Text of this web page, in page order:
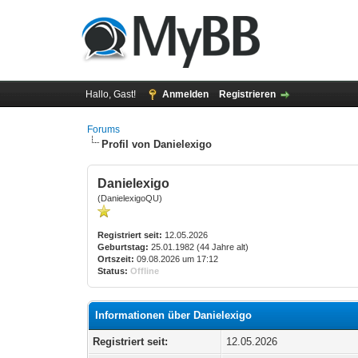
Hallo, Gast! Anmelden Registrieren
Forums
Profil von Danielexigo
Danielexigo
(DanielexigoQU)
Registriert seit: 12.05.2026
Geburtstag: 25.01.1982 (44 Jahre alt)
Ortszeit: 09.08.2026 um 17:12
Status: Offline
Informationen über Danielexigo
Registriert seit: 12.05.2026